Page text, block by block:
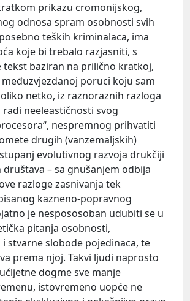
prikazu cromonijskog,
odnosa spram osobnosti svih
teških kriminalaca, ima
koje bi trebalo razjasniti, s
tekst baziran na prilično kratkoj,
poruci koju sam
netko, iz raznoraznih razloga
neeleastičnosti svog
nespremnog prihvatiti
drugih (vanzemaljskih)
evolutivnog razvoja drukčiji
društava – sa gnušanjem odbija
razloge zasnivanja tek
kazneno-popravnog
je nespososoban udubiti se u
pitanja osobnosti,
stvarne slobode pojedinaca, te
prema njoj. Takvi ljudi naprosto
dogme sve manje
istovremeno uopće ne